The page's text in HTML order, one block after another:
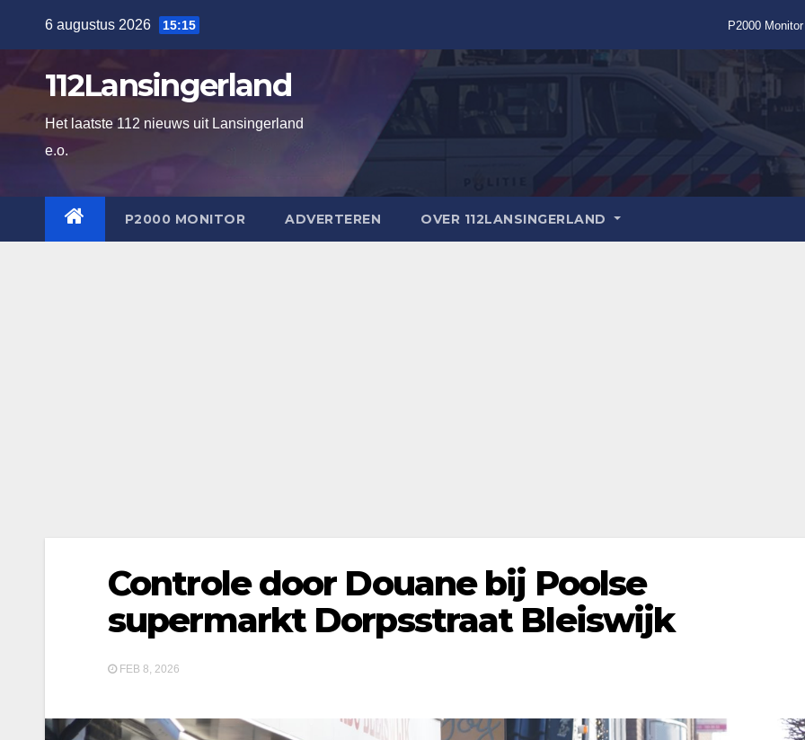
inhoud
6 augustus 2026 15:15 P2000 Monitor
112Lansingerland
Het laatste 112 nieuws uit Lansingerland
e.o.
P2000 MONITOR ADVERTEREN OVER 112LANSINGERLAND
Controle door Douane bij Poolse
supermarkt Dorpsstraat Bleiswijk
FEB 8, 2026